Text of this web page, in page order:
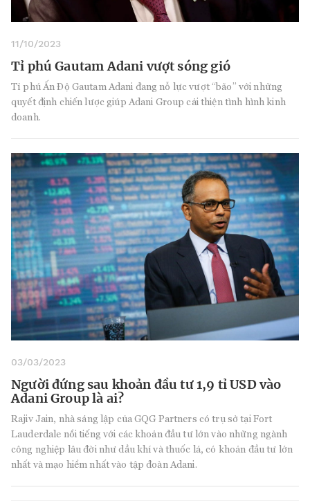
11/10/2023
Tỉ phú Gautam Adani vượt sóng gió
Tỉ phú Ấn Độ Gautam Adani đang nỗ lực vượt “bão” với những
quyết định chiến lược giúp Adani Group cải thiện tình hình kinh
doanh.
03/03/2023
Người đứng sau khoản đầu tư 1,9 tỉ USD vào
Adani Group là ai?
Rajiv Jain, nhà sáng lập của GQG Partners có trụ sở tại Fort
Lauderdale nổi tiếng với các khoản đầu tư lớn vào những ngành
công nghiệp lâu đời như dầu khí và thuốc lá, có khoản đầu tư lớn
nhất và mạo hiểm nhất vào tập đoàn Adani.